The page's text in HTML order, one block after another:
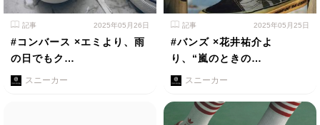
記事 2025年05月26日
#コンバース ×エミより、雨
の日でもク…
スニーカー
記事 2025年05月25日
#バンズ ×花井祐介よ
り、“嵐のときの…
スニーカー